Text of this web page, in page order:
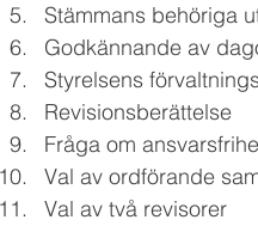
Stämmans behöriga
Godkännande av
Styrelsens
Revisionsberättelse
Fråga om
Val av ordförande
Val av två revisorer